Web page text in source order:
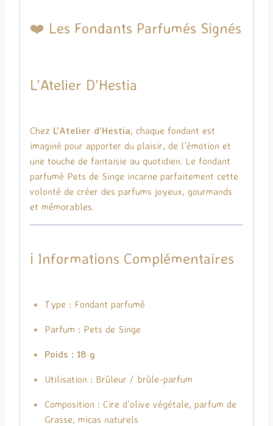
❤️ Les Fondants Parfumés Signés
L’Atelier D’Hestia
Chez L’Atelier d’Hestia, chaque fondant est
imaginé pour apporter du plaisir, de l’émotion et
une touche de fantaisie au quotidien. Le fondant
parfumé Pets de Singe incarne parfaitement cette
volonté de créer des parfums joyeux, gourmands
et mémorables.
ℹ️ Informations Complémentaires
Type : Fondant parfumé
Parfum : Pets de Singe
Poids : 18 g
Utilisation : Brûleur / brûle-parfum
Composition : Cire d’olive végétale, parfum de
Grasse, micas naturels